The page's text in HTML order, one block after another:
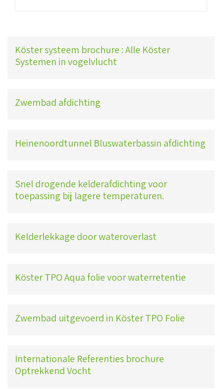
Köster systeem brochure : Alle Köster
Systemen in vogelvlucht
Zwembad afdichting
Heinenoordtunnel Bluswaterbassin afdichting
Snel drogende kelderafdichting voor
toepassing bij lagere temperaturen.
Kelderlekkage door wateroverlast
Köster TPO Aqua folie voor waterretentie
Zwembad uitgevoerd in Köster TPO Folie
Internationale Referenties brochure
Optrekkend Vocht